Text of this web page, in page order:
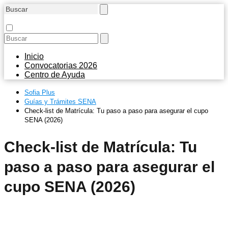
Inicio
Convocatorias 2026
Centro de Ayuda
Sofia Plus
Guías y Trámites SENA
Check-list de Matrícula: Tu paso a paso para asegurar el cupo
SENA (2026)
Check-list de Matrícula: Tu
paso a paso para asegurar el
cupo SENA (2026)